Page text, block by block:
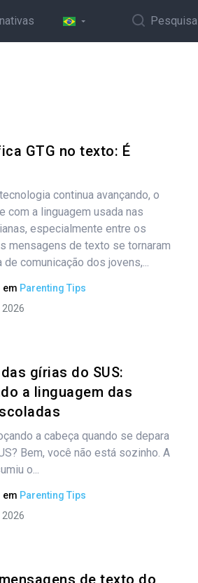
Pesquisa
link
GTG no texto: É
continua avançando, o
com a linguagem usada nas
especialmente entre os
mensagens de texto se tornaram
comunicação dos jovens,...
em Parenting Tips
gírias do SUS:
a linguagem das
a cabeça quando se depara
Bem, você não está sozinho. A
o...
em Parenting Tips
de texto do